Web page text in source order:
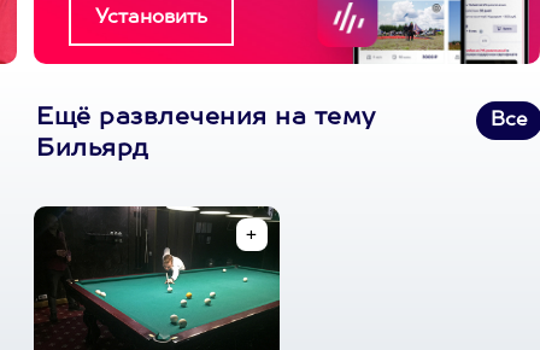
Ещё развлечения на тему
Бильярд
Все